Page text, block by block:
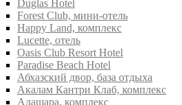
Duglas Hotel
Forest Club, мини-отель
Happy Land, комплекс
Lucette, отель
Oasis Club Resort Hotel
Paradise Beach Hotel
Абхазский двор, база отдыха
Акалам Кантри Клаб, комплекс
Алашара, комплекс